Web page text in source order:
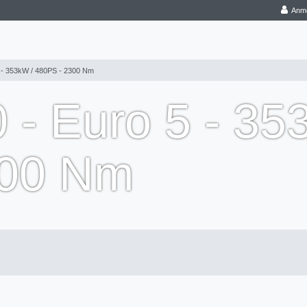
353kW / 480PS - 2300 Nm
- Euro 5 -
Nm